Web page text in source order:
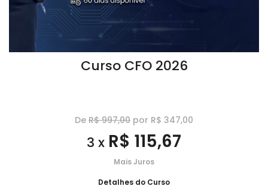
Curso CFO 2026
De R$ 997,00 por R$ 347,00
3 x R$ 115,67
Mais Juros
Detalhes do Curso